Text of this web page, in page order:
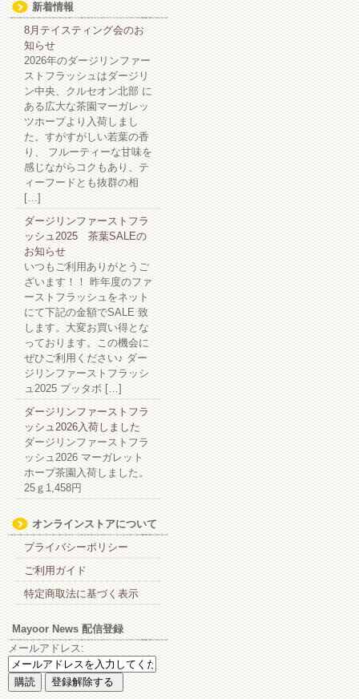
新着情報
8月テイスティング会のお
知らせ
2026年のダージリンファー
ストフラッシュはダージリ
ン中央、クルセオン北部 に
ある広大な茶園マーガレッ
ツホープより入荷しまし
た。すがすがしい若葉の香
り、 フルーティーな甘味を
感じながらコクもあり、テ
ィーフードとも抜群の相
[…]
ダージリンファーストフラ
ッシュ2025 茶葉SALEの
お知らせ
いつもご利用ありがとうご
ざいます！！ 昨年度のファ
ーストフラッシュをネット
にて下記の金額でSALE 致
します。大変お買い得とな
っております。この機会に
ぜひご利用ください♪ ダー
ジリンファーストフラッシ
ュ2025 プッタボ […]
ダージリンファーストフラ
ッシュ2026入荷しました
ダージリンファーストフラ
ッシュ2026 マーガレット
ホープ茶園入荷しました。
25ｇ1,458円
オンラインストアについて
プライバシーポリシー
ご利用ガイド
特定商取法に基づく表示
Mayoor News 配信登録
メールアドレス: